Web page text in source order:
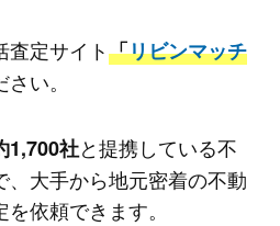
査定サイト「リビンマッチ
い。
1,700社と提携している不
大手から地元密着の不動
依頼できます。